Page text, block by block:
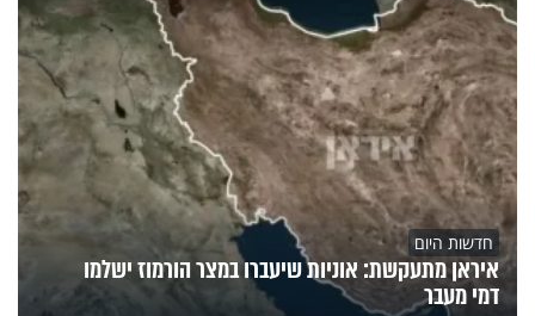
חדשות היום
איראן מתעקשת: אוניות שיעברו במצר הורמוז ישלמו
דמי מעבר